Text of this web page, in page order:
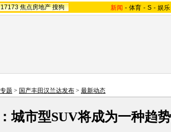
17173 焦点房地产 搜狗 新闻 - 体育 - S - 娱乐
专题 > 国产丰田汉兰达发布 > 最新动态
城市型SUV将成为一种趋势